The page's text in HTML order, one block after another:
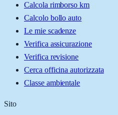
Calcola rimborso km
Calcolo bollo auto
Le mie scadenze
Verifica assicurazione
Verifica revisione
Cerca officina autorizzata
Classe ambientale
Sito